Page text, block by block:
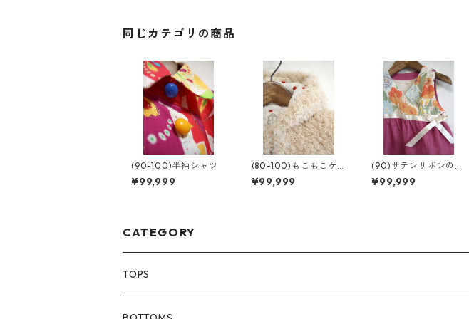
同じカテゴリの商品
(90-100)半袖シャツ
¥99,999
(80-100)もこもこケ
ープ
¥99,999
(90)サテンリボンのカ
シュクール
¥99,999
CATEGORY
TOPS